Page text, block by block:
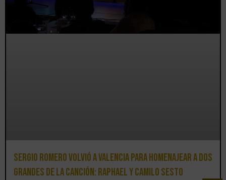
Sergio Romero volvió a Valencia para homenajear a dos
grandes de la canción: Raphael y Camilo Sesto